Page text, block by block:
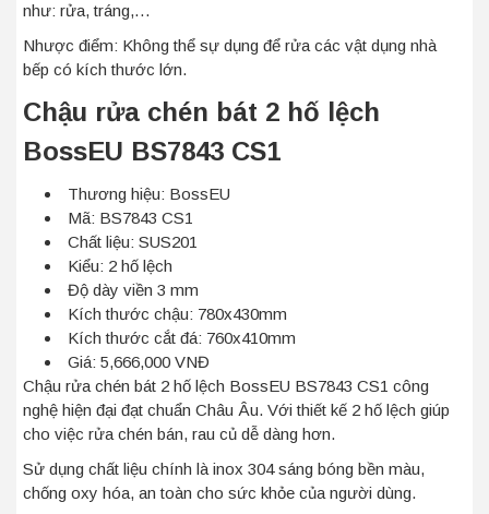
như: rửa, tráng,…
Nhược điểm: Không thể sự dụng để rửa các vật dụng nhà
bếp có kích thước lớn.
Chậu rửa chén bát 2 hố lệch
BossEU BS7843 CS1
Thương hiệu: BossEU
Mã: BS7843 CS1
Chất liệu: SUS201
Kiểu: 2 hố lệch
Độ dày viền 3 mm
Kích thước chậu: 780x430mm
Kích thước cắt đá: 760x410mm
Giá: 5,666,000 VNĐ
Chậu rửa chén bát 2 hố lệch BossEU BS7843 CS1 công
nghệ hiện đại đạt chuẩn Châu Âu. Với thiết kế 2 hố lệch giúp
cho việc rửa chén bán, rau củ dễ dàng hơn.
Sử dụng chất liệu chính là inox 304 sáng bóng bền màu,
chống oxy hóa, an toàn cho sức khỏe của người dùng.